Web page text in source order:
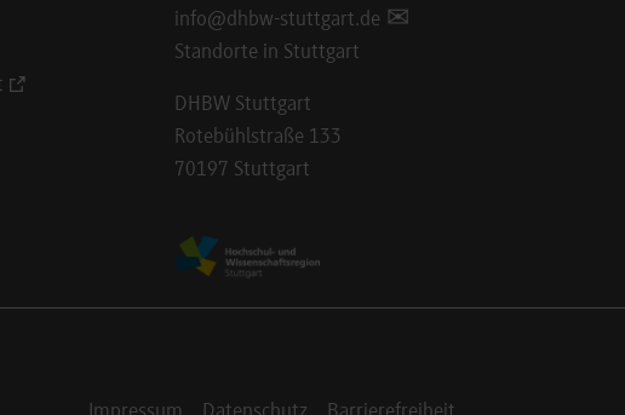
info@dhbw-stuttgart.de
Standorte in Stuttgart
DHBW Stuttgart
Rotebühlstraße 133
70197 Stuttgart